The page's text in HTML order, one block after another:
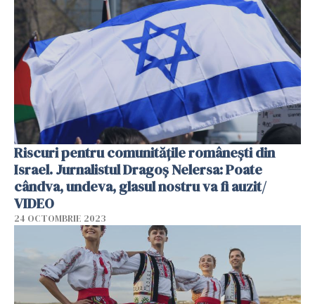
Riscuri pentru comunitățile românești din
Israel. Jurnalistul Dragoș Nelersa: Poate
cândva, undeva, glasul nostru va fi auzit/
VIDEO
24 OCTOMBRIE 2023